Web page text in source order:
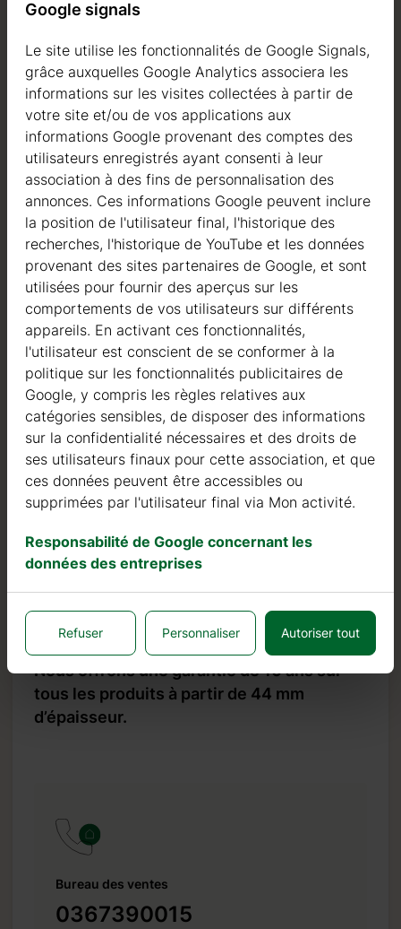
Qualité
Nous sommes actifs dans le domaine de la fabrication
de structures en bois depuis 2004. Au cours de ces
années, nous avons sélectionné les meilleurs
fournisseurs de bois. Nous utilisons exclusivement du
sapin nordique à croissance lente provenant de forêts
certifiées FSC en Europe du Nord.
Le bois de sapin nordique se distingue par ses
caractéristiques idéales dans la construction de maisons
en bois. Il est de couleur très claire, avec peu de nœuds,
et est connu pour sa résistance à la pourriture, à la
moisissure et aux insectes.
En plus des investissements dans le bois, nous
continuons à investir dans des machines automatiques
pour pouvoir produire des produits de qualité toujours
plus élevée.
retour ou de défaut est inférieur à 0,5 %, tandis que la
norme de l’industrie est 10 fois plus élevée, soit 5 %.
Garantie
Nous offrons une garantie de 10 ans sur
tous les produits à partir de 44 mm
d’épaisseur.
Bureau des ventes
0367390015
Google signals
Le site utilise les fonctionnalités de Google Signals,
grâce auxquelles Google Analytics associera les
informations sur les visites collectées à partir de
votre site et/ou de vos applications aux
informations Google provenant des comptes des
utilisateurs enregistrés ayant consenti à leur
association à des fins de personnalisation des
annonces. Ces informations Google peuvent inclure
la position de l'utilisateur final, l'historique des
recherches, l'historique de YouTube et les données
provenant des sites partenaires de Google, et sont
utilisées pour fournir des aperçus sur les
comportements de vos utilisateurs sur différents
appareils. En activant ces fonctionnalités,
l'utilisateur est conscient de se conformer à la
politique sur les fonctionnalités publicitaires de
Google, y compris les règles relatives aux
catégories sensibles, de disposer des informations
sur la confidentialité nécessaires et des droits de
ses utilisateurs finaux pour cette association, et que
ces données peuvent être accessibles ou
supprimées par l'utilisateur final via Mon activité.
Responsabilité de Google concernant les
données des entreprises
Refuser Personnaliser Autoriser tout